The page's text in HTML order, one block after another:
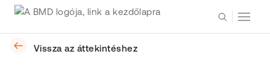
Vissza az áttekintéshez